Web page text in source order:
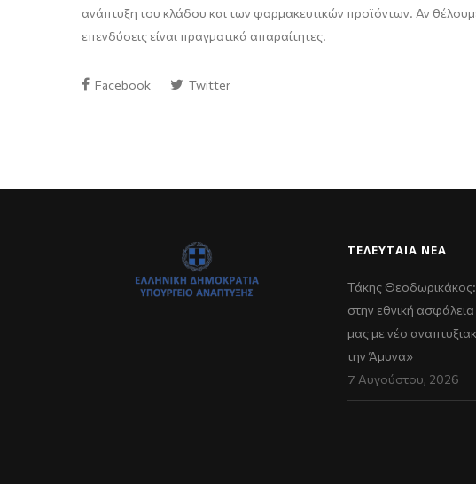
ανάπτυξη του κλάδου και των φαρμακευτικών προϊόντων. Αν
επενδύσεις είναι πραγματικά απαραίτητες.
Facebook Twitter
ΤΕΛΕΥΤΑΊΑ ΝΈΑ
Τάκης
στην εθνική
μας με νέο
την Άμυνα»
7 Αυγούστου, 2026